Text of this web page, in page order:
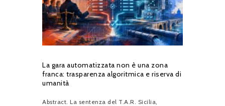
La gara automatizzata non è una zona
franca: trasparenza algoritmica e riserva di
umanità
Abstract. La sentenza del T.A.R. Sicilia,